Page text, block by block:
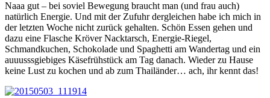
Naaa gut – bei soviel Bewegung braucht man (und frau auch)
natürlich Energie. Und mit der Zufuhr dergleichen habe ich mich in
der letzten Woche nicht zurück gehalten. Schön Essen gehen und
dazu eine Flasche Kröver Nacktarsch, Energie-Riegel,
Schmandkuchen, Schokolade und Spaghetti am Wandertag und ein
auuusssgiebiges Käsefrühstück am Tag danach. Wieder zu Hause
keine Lust zu kochen und ab zum Thailänder… ach, ihr kennt das!